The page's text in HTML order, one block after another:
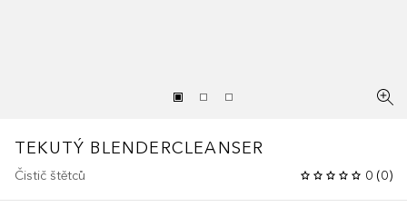
TEKUTÝ BLENDERCLEANSER
Čistič štětců 0 (0)